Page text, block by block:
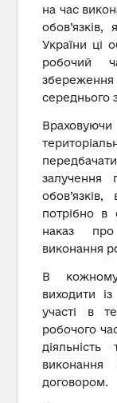
на час
України ці
робочий
середнього
залучення
потрібно в
наказ про
виконання
В
виходити
участі в
робочого
виконання
договором.